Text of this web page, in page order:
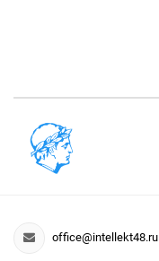
office@intellekt48.ru